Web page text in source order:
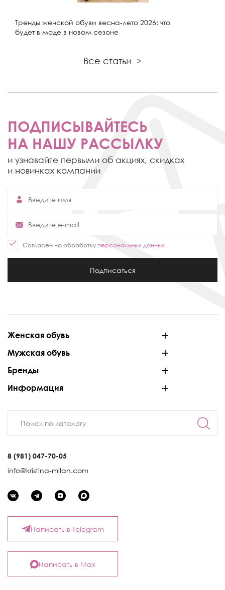
Тренды женской обуви весна-лето 2026: что
будет в моде в новом сезоне
Все статьи >
ПОДПИСЫВАЙТЕСЬ
НА НАШУ РАССЫЛКУ
и узнавайте первыми об акциях, скидках
и новинках компании
Согласен на обработку персональных данных
Подписаться
Женская обувь
Мужская обувь
Бренды
Информация
8 (981) 047-70-05
info@kristina-milan.com
Написать в Telegram
Написать в Max